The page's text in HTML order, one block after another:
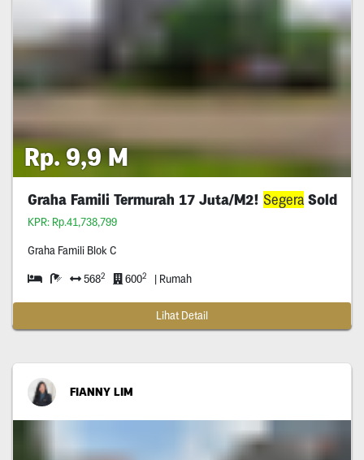
Rp. 9,9 M
Graha Famili Termurah 17 Juta/M2! SegeraSold
KPR: Rp.41,738,799
Graha Famili Blok C
5682 6002 | Rumah
Lihat Detail
FIANNY LIM